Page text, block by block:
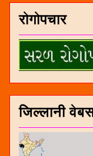
रोगोपचार
जिल्लानी